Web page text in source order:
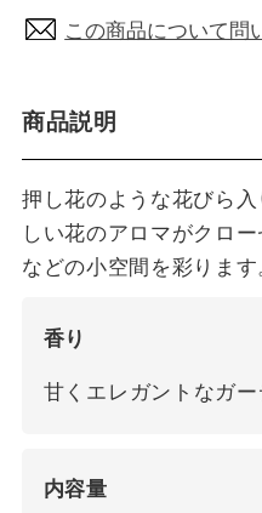
この商品について問
商品説明
押し花のような花びら
しい花のアロマがクロ
などの小空間を彩ります
香り
甘くエレガントなガー
内容量